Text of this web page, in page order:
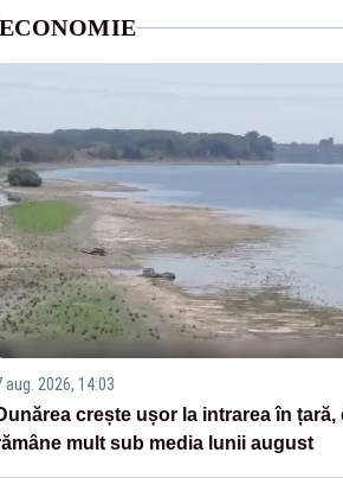
ECONOMIE
aug. 2026, 14:03
crește ușor la intrarea în țară,
mult sub media lunii august